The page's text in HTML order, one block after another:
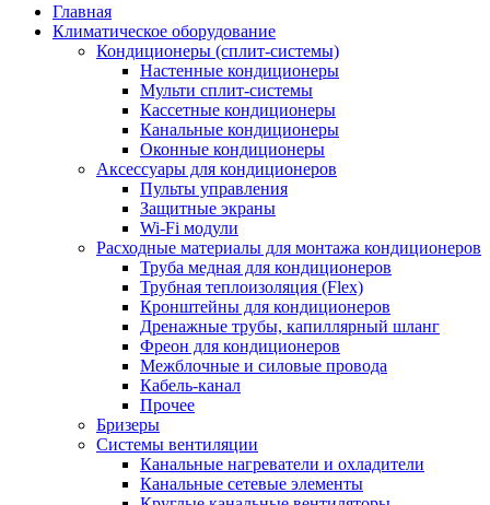
Главная
Климатическое оборудование
Кондиционеры (сплит-системы)
Настенные кондиционеры
Мульти сплит-системы
Кассетные кондиционеры
Канальные кондиционеры
Оконные кондиционеры
Аксессуары для кондиционеров
Пульты управления
Защитные экраны
Wi-Fi модули
Расходные материалы для монтажа кондиционеров
Труба медная для кондиционеров
Трубная теплоизоляция (Flex)
Кронштейны для кондиционеров
Дренажные трубы, капиллярный шланг
Фреон для кондиционеров
Межблочные и силовые провода
Кабель-канал
Прочее
Бризеры
Системы вентиляции
Канальные нагреватели и охладители
Канальные сетевые элементы